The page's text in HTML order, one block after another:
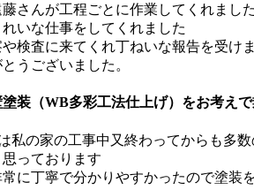
さんが工程ごとに作業してくれました
いな仕事をしてくれました
検査に来てくれ丁ねいな報告を受け
うございました。
装（WB多彩工法仕上げ）をお考え
私の家の工事中又終わってからも多
っております
に丁寧で分かりやすかったので塗